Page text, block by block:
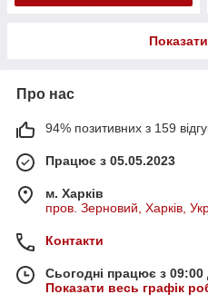
Про нас
94% позитивних з 159
Працює з 05.05.2023
м. Харків
пров. Зерновий, Харків,
Контакти
Сьогодні працює з 09:00
Показати весь графік